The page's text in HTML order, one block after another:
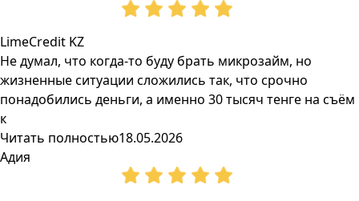
LimeCredit KZ
Не думал, что когда-то буду брать микрозайм, но
жизненные ситуации сложились так, что срочно
понадобились деньги, а именно 30 тысяч тенге на съём
к
Читать полностью18.05.2026
Адия